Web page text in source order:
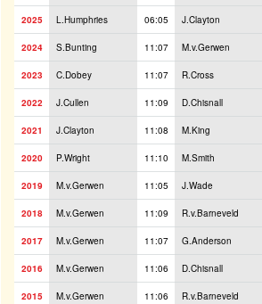
2025 L.Humphries 06:05 J.Clayton
2024 S.Bunting 11:07 M.v.Gerwen
2023 C.Dobey 11:07 R.Cross
2022 J.Cullen 11:09 D.Chisnall
2021 J.Clayton 11:08 M.King
2020 P.Wright 11:10 M.Smith
2019 M.v.Gerwen 11:05 J.Wade
2018 M.v.Gerwen 11:09 R.v.Barneveld
2017 M.v.Gerwen 11:07 G.Anderson
2016 M.v.Gerwen 11:06 D.Chisnall
2015 M.v.Gerwen 11:06 R.v.Barneveld